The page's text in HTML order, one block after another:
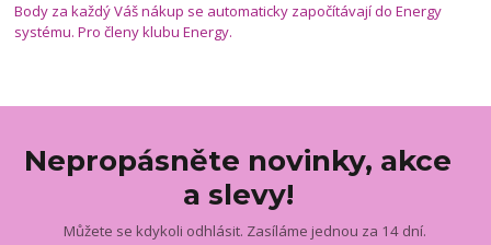
Body za každý Váš nákup se automaticky započítávají do Energy
systému. Pro členy klubu Energy.
Nepropásněte novinky, akce
a slevy!
Můžete se kdykoli odhlásit. Zasíláme jednou za 14 dní.